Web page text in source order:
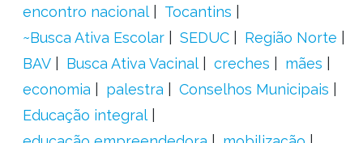
encontro nacional
Tocantins
~Busca Ativa Escolar
SEDUC
Região Norte
BAV
Busca Ativa Vacinal creches
mães
economia
palestra
Conselhos Municipais
Educação integral